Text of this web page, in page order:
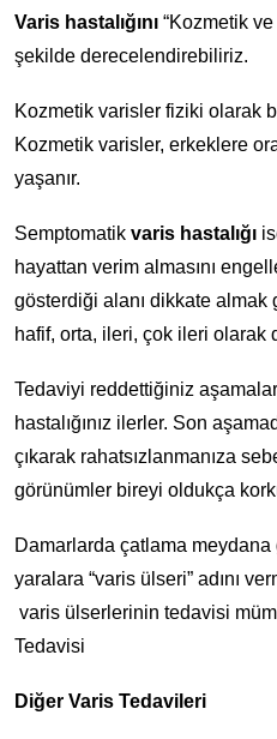
Varis hastalığını “Kozmetik ve
şekilde derecelendirebiliriz.
Kozmetik varisler fiziki olarak
Kozmetik varisler, erkeklere
yaşanır.
Semptomatik varis hastalığı
hayattan verim almasını
gösterdiği alanı dikkate almak
hafif, orta, ileri, çok ileri olarak
Tedaviyi reddettiğiniz
hastalığınız ilerler. Son
çıkarak rahatsızlanmanıza
görünümler bireyi oldukça
Damarlarda çatlama
yaralara “varis ülseri” adını
varis ülserlerinin tedavisi
Tedavisi
Diğer Varis Tedavileri